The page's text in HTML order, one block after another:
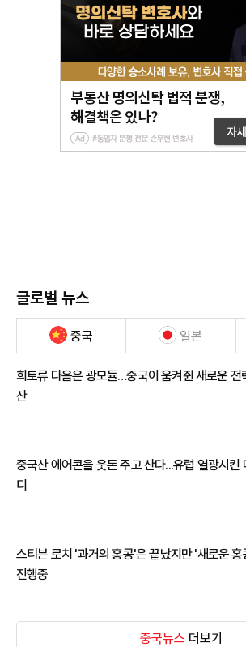
글로벌 뉴스
중국 일본
희토류 다음은 광모듈…중국이 움켜쥔 새로운 전
산
중국산 에어콘을 웃돈 주고 산다...유럽 열광시킨
디
스티븐 로치 '과거의 홍콩'은 끝났지만 '새로운 홍
진행중
중국뉴스 더보기